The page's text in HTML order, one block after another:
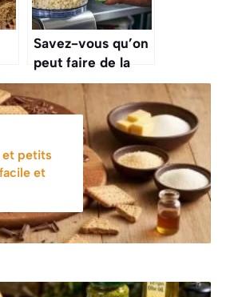
Savez-vous qu’on
peut faire de la
« semoule » de
chou-fleur, une
alternative saine
et sans gluten ?
et petits
et